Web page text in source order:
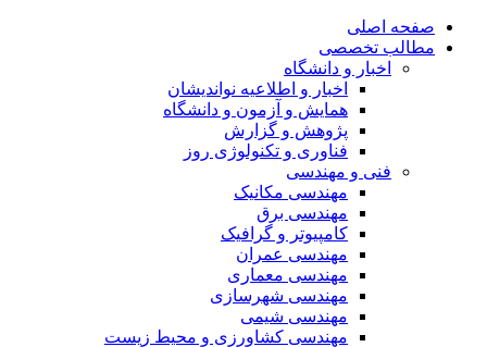
صفحه اصلی
مطالب تخصصی
اخبار و دانشگاه
اخبار و اطلاعیه نواندیشان
همایش و آزمون و دانشگاه
پژوهش و گزارش
فناوری و تکنولوژی روز
فنی و مهندسی
مهندسی مکانیک
مهندسی برق
کامپیوتر و گرافیک
مهندسی عمران
مهندسی معماری
مهندسی شهرسازی
مهندسی شیمی
مهندسی کشاورزی و محیط زیست